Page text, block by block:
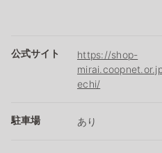
公式サイト
https://shop-
echi/
駐車場 あり